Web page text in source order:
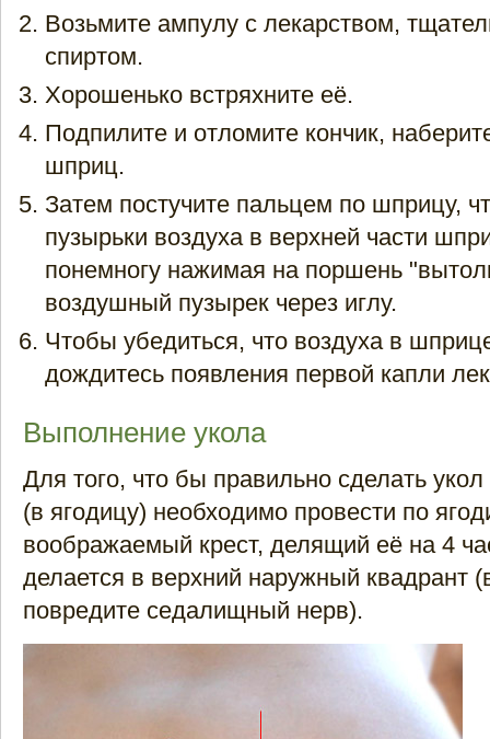
Возьмите ампулу с лекарством,
спиртом.
Хорошенько встряхните её.
Подпилите и отломите кончик,
шприц.
Затем постучите пальцем по шприцу,
пузырьки воздуха в верхней части
понемногу нажимая на поршень
воздушный пузырек через иглу.
Чтобы убедиться, что воздуха в
дождитесь появления первой капли
Выполнение укола
Для того, что бы правильно сделать
(в ягодицу) необходимо провести по
воображаемый крест, делящий её на 4
делается в верхний наружный квадрант
повредите седалищный нерв).